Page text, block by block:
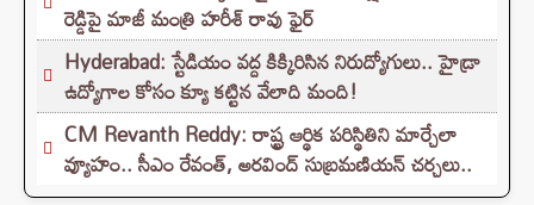
రెడ్డిపై మాజీ మంత్రి హరీశ్ రావు ఫైర్
Hyderabad: స్టేడియం వద్ద కిక్కిరిసిన నిరుద్యోగులు.. హైడ్రా
ఉద్యోగాల కోసం క్యూ కట్టిన వేలాది మంది!
CM Revanth Reddy: రాష్ట్ర ఆర్థిక పరిస్థితిని మార్చేలా
వ్యూహం.. సీఎం రేవంత్, అరవింద్ సుబ్రమణియన్ చర్చలు..